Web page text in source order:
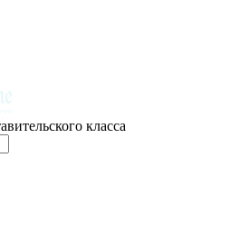
класса